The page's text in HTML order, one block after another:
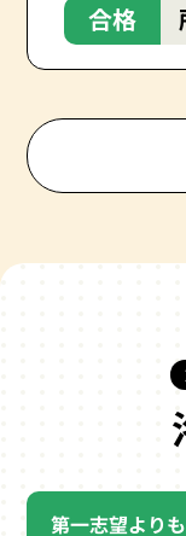
合格
第一志望より